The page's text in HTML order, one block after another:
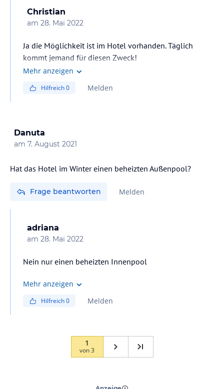
Christian
am 28. Mai 2022
Ja die Möglichkeit ist im Hotel vorhanden. Täglich
kommt jemand für diesen Zweck!
Mehr anzeigen
Hilfreich0 Melden
Danuta
am 7. August 2021
Hat das Hotel im Winter einen beheizten Außenpool?
Frage beantworten Melden
adriana
am 28. Mai 2022
Nein nur einen beheizten Innenpool
Mehr anzeigen
Hilfreich0 Melden
1
von3
Super Hotel, toller Service